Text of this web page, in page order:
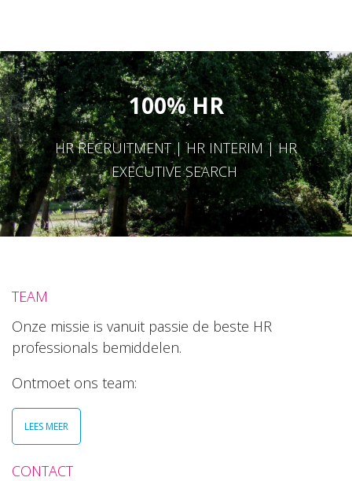
100% HR
HR RECRUITMENT | HR INTERIM | HR
EXECUTIVE SEARCH
TEAM
Onze missie is vanuit passie de beste HR
professionals bemiddelen.
Ontmoet ons team:
LEES MEER
CONTACT